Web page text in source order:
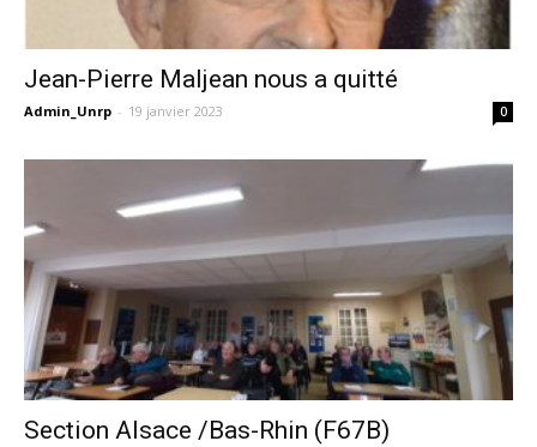
Jean-Pierre Maljean nous a quitté
Admin_Unrp - 19 janvier 2023 0
Section Alsace /Bas-Rhin (F67B)